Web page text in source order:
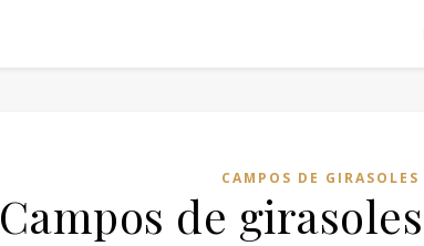
CAMPOS DE GIRASOLES
Campos de